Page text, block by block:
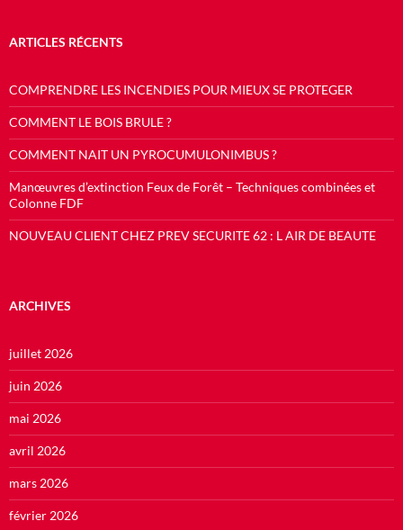
ARTICLES RÉCENTS
COMPRENDRE LES INCENDIES POUR MIEUX SE PROTEGER
COMMENT LE BOIS BRULE ?
COMMENT NAIT UN PYROCUMULONIMBUS ?
Manœuvres d’extinction Feux de Forêt – Techniques combinées et
Colonne FDF
NOUVEAU CLIENT CHEZ PREV SECURITE 62 : L AIR DE BEAUTE
ARCHIVES
juillet 2026
juin 2026
mai 2026
avril 2026
mars 2026
février 2026